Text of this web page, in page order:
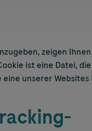
zeigen
ist eine Datei,
unserer Websites